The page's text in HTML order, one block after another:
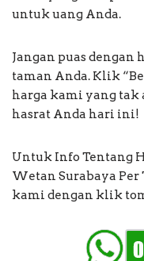
untuk uang Anda.
Jangan puas
taman Anda. Klik
harga kami yang tak
hasrat Anda hari ini!
Untuk Info Tentang
Wetan Surabaya
kami dengan klik